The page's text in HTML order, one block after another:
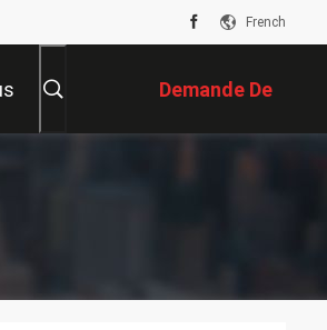
French
Demande De
Soumission